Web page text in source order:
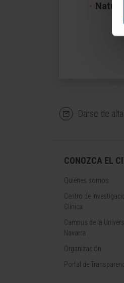
Darse de
CONOZCA EL
Quiénes somos
Centro de
Clínica
Campus de la
Navarra
Organización
Portal de